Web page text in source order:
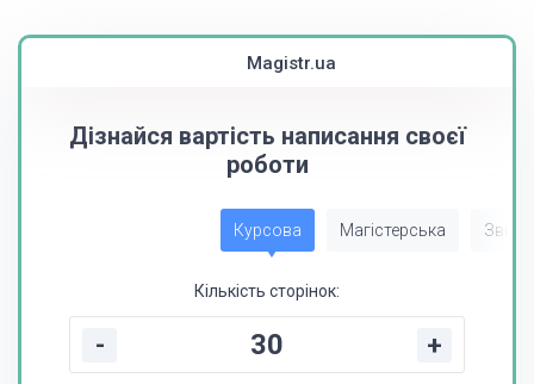
Magistr.ua
Дізнайся вартість написання своєї
роботи
Курсова Магістерська Звіт
Кількість сторінок:
- +